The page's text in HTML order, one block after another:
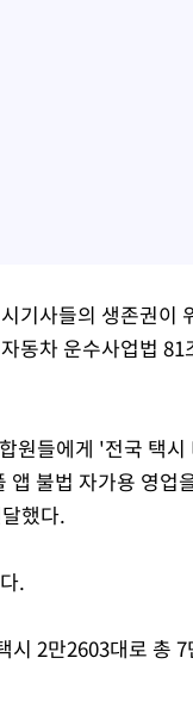
기사들의 생존권이
동차 운수사업법
원들에게 '전국 택
불법 자가용 영업
했다.
.
2만2603대로 총